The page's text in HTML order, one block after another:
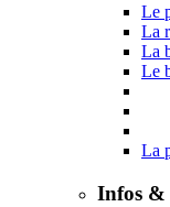
Le
La
La
Le
La
Infos &